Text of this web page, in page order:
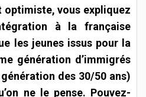
optimiste, vous expliquez
à la française
les jeunes issus pour la
génération d’immigrés
des 30/50 ans)
ne le pense. Pouvez-